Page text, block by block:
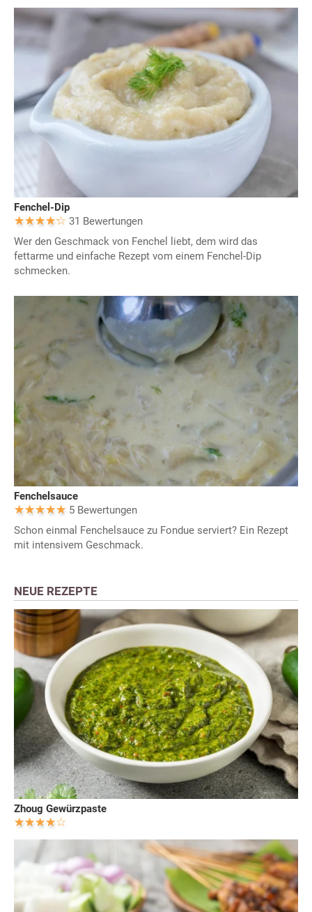
Fenchel-Dip
31 Bewertungen
Wer den Geschmack von Fenchel liebt, dem wird das
fettarme und einfache Rezept vom einem Fenchel-Dip
schmecken.
Fenchelsauce
5 Bewertungen
Schon einmal Fenchelsauce zu Fondue serviert? Ein Rezept
mit intensivem Geschmack.
NEUE REZEPTE
Zhoug Gewürzpaste